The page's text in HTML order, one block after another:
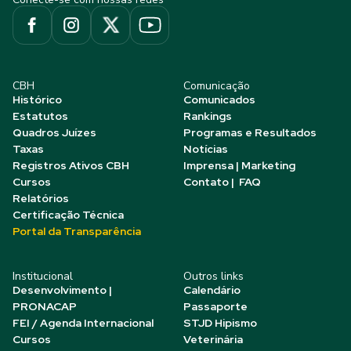
CBH
Histórico
Estatutos
Quadros Juízes
Taxas
Registros Ativos CBH
Cursos
Relatórios
Certificação Técnica
Portal da Transparência
Comunicação
Comunicados
Rankings
Programas e Resultados
Notícias
Imprensa | Marketing
Contato | FAQ
Institucional
Desenvolvimento |
PRONACAP
FEI / Agenda Internacional
Cursos
Outros links
Calendário
Passaporte
STJD Hipismo
Veterinária